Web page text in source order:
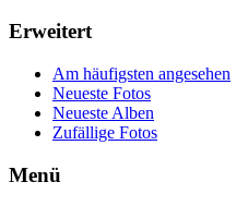
Erweitert
Am häufigsten angesehen
Neueste Fotos
Neueste Alben
Zufällige Fotos
Menü